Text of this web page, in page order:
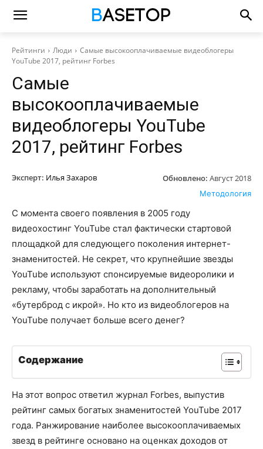
Рейтинги Люди
Самые высокооплачиваемые видеоблогеры
YouTube 2017, рейтинг Forbes
Самые
высокооплачиваемые
видеоблогеры YouTube
2017, рейтинг Forbes
Эксперт: Илья Захаров Обновлено: Август 2018
Методология
С момента своего появления в 2005 году
видеохостинг YouTube стал фактически стартовой
площадкой для следующего поколения интернет-
знаменитостей. Не секрет, что крупнейшие звезды
YouTube используют спонсируемые видеоролики и
рекламу, чтобы заработать на дополнительный
«бутерброд с икрой». Но кто из видеоблогеров на
YouTube получает больше всего денег?
Содержание
На этот вопрос ответил журнал Forbes, выпустив
рейтинг самых богатых знаменитостей YouTube 2017
года. Ранжирование наиболее высокооплачиваемых
звезд в рейтинге основано на оценках доходов от